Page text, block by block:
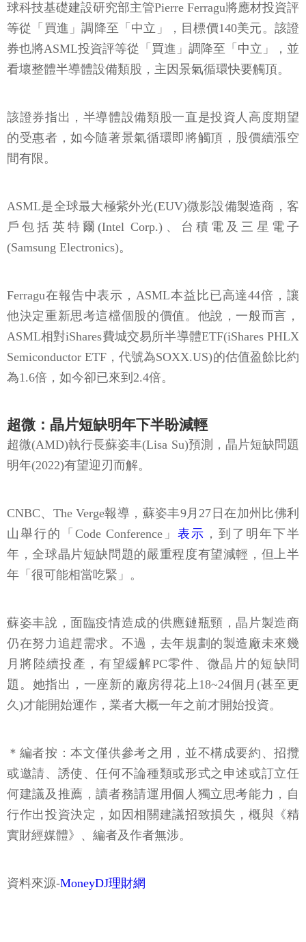
球科技基礎建設研究部主管Pierre Ferragu將應材投資評
等從「買進」調降至「中立」，目標價140美元。該證
券也將ASML投資評等從「買進」調降至「中立」，並
看壞整體半導體設備類股，主因景氣循環快要觸頂。
該證券指出，半導體設備類股一直是投資人高度期望
的受惠者，如今隨著景氣循環即將觸頂，股價續漲空
間有限。
ASML是全球最大極紫外光(EUV)微影設備製造商，客
戶包括英特爾(Intel Corp.)、台積電及三星電子
(Samsung Electronics)。
Ferragu在報告中表示，ASML本益比已高達44倍，讓
他決定重新思考這檔個股的價值。他說，一般而言，
ASML相對iShares費城交易所半導體ETF(iShares PHLX
Semiconductor ETF，代號為SOXX.US)的估值盈餘比約
為1.6倍，如今卻已來到2.4倍。
超微：晶片短缺明年下半盼減輕
超微(AMD)執行長蘇姿丰(Lisa Su)預測，晶片短缺問題
明年(2022)有望迎刃而解。
CNBC、The Verge報導，蘇姿丰9月27日在加州比佛利
山舉行的「Code Conference」 表示 ，到了明年下半
年，全球晶片短缺問題的嚴重程度有望減輕，但上半
年「很可能相當吃緊」。
蘇姿丰說，面臨疫情造成的供應鏈瓶頸，晶片製造商
仍在努力追趕需求。不過，去年規劃的製造廠未來幾
月將陸續投產，有望緩解PC零件、微晶片的短缺問
題。她指出，一座新的廠房得花上18~24個月(甚至更
久)才能開始運作，業者大概一年之前才開始投資。
＊編者按：本文僅供參考之用，並不構成要約、招攬
或邀請、誘使、任何不論種類或形式之申述或訂立任
何建議及推薦，讀者務請運用個人獨立思考能力，自
行作出投資決定，如因相關建議招致損失，概與《精
實財經媒體》、編者及作者無涉。
資料來源-MoneyDJ理財網